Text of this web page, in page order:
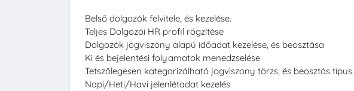
Belső dolgozók felvitele, és kezelése.
Teljes Dolgozói HR profil rögzítése
Dolgozók jogviszony alapú időadat kezelése, és beosztása
Ki és bejelentési folyamatok menedzselése
Tetszőlegesen kategorizálható jogviszony törzs, és beosztás típus.
Napi/Heti/Havi jelenlétadat kezelés